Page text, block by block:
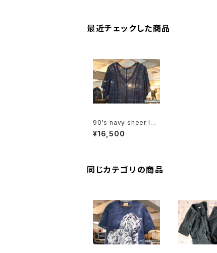
最近チェックした商品
90's navy sheer lac
y long Dress
¥16,500
同じカテゴリの商品